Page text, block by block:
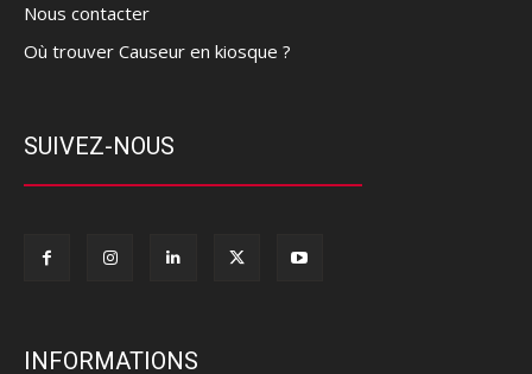
Nous contacter
Où trouver Causeur en kiosque ?
SUIVEZ-NOUS
INFORMATIONS